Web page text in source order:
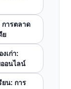
ารตลาด
ย
เก่า:
อนไลน์
ยน: การ